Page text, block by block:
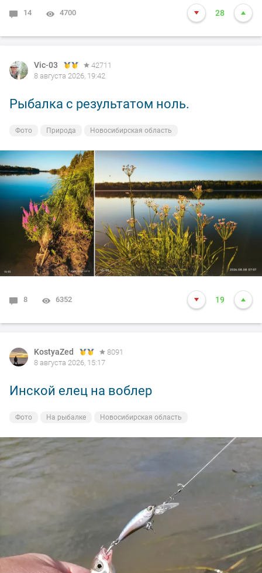
14 4700 28
Vic-03
42711
8 августа 2026, 19:42
Рыбалка с результатом ноль.
Фото Природа Новосибирская область
8 6352 19
KostyaZed
8091
8 августа 2026, 15:17
Инской елец на воблер
Фото На рыбалке Новосибирская область